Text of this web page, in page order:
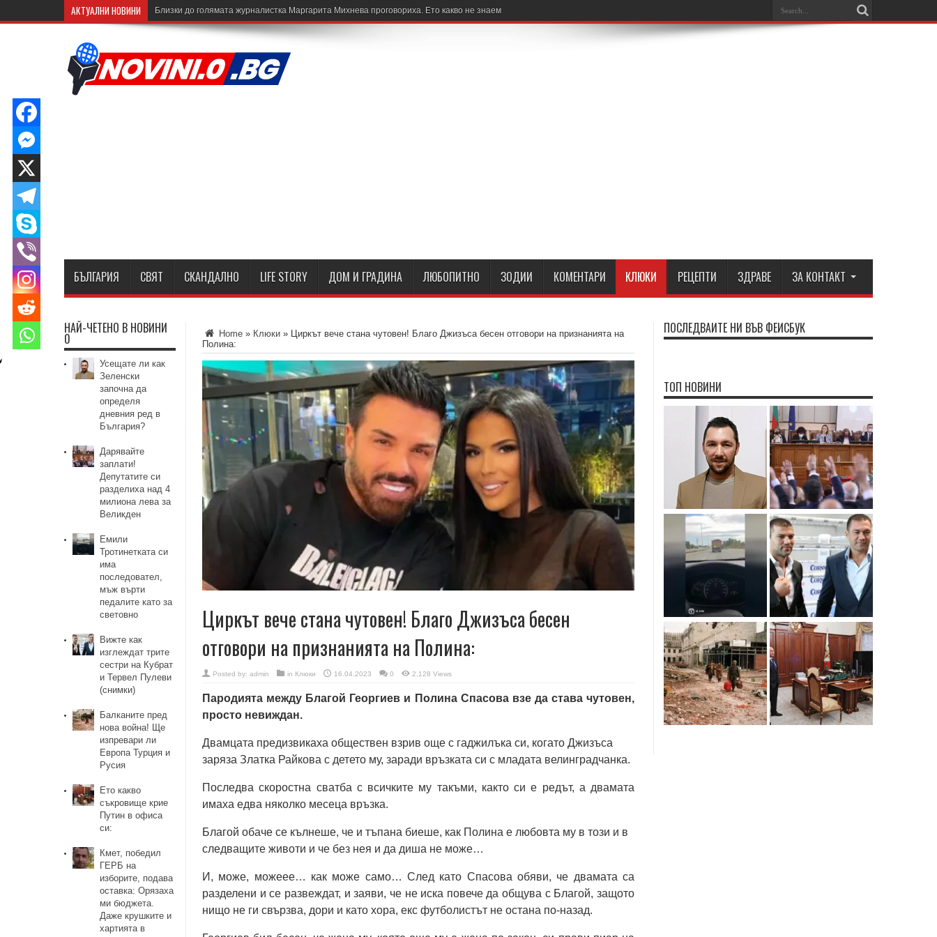
АКТУАЛНИ НОВИНИ Близки до голямата журналистка Маргарита Михнева проговориха. Ето какво не знаем
БЪЛГАРИЯ СВЯТ СКАНДАЛНО LIFE STORY ДОМ И ГРАДИНА ЛЮБОПИТНО ЗОДИИ КОМЕНТАРИ КЛЮКИ РЕЦЕПТИ ЗДРАВЕ ЗА КОНТАКТ
Home » Клюки » Циркът вече стана чутовен! Благо Джизъса бесен отговори на признанията на
Полина:
Циркът вече стана чутовен! Благо Джизъса бесен
отговори на признанията на Полина:
Posted by: admin in Клюки 16.04.2023 0 2,128 Views
Пародията между Благой Георгиев и Полина Спасова взе да става чутовен,
просто невиждан.
Двамцата предизвикаха обществен взрив още с гаджилъка си, когато Джизъса
заряза Златка Райкова с детето му, заради връзката си с младата велинградчанка.
Последва скоростна сватба с всичките му такъми, както си е редът, а двамата
имаха едва няколко месеца връзка.
Благой обаче се кълнеше, че и тъпана биеше, как Полина е любовта му в този и в
следващите животи и че без нея и да диша не може…
И, може, можеее… как може само… След като Спасова обяви, че двамата са
разделени и се развеждат, и заяви, че не иска повече да общува с Благой, защото
нищо не ги свързва, дори и като хора, екс футболистът не остана по-назад.
НАЙ-ЧЕТЕНО В НОВИНИ
0
Усещате ли как
Зеленски
започна да
определя
дневния ред в
България?
Дарявайте
заплати!
Депутатите си
разделиха над 4
милиона лева за
Великден
Емили
Тротинетката си
има
последовател,
мъж върти
педалите като за
световно
Вижте как
изглеждат трите
сестри на Кубрат
и Тервел Пулеви
(снимки)
Балканите пред
нова война! Ще
изпревари ли
Европа Турция и
Русия
Ето какво
съкровище крие
Путин в офиса
си:
Кмет, победил
ГЕРБ на
изборите, подава
оставка: Орязаха
ми бюджета.
Даже крушките и
хартията в
ПОСЛЕДВАЙТЕ НИ ВЪВ ФЕЙСБУК
ТОП НОВИНИ